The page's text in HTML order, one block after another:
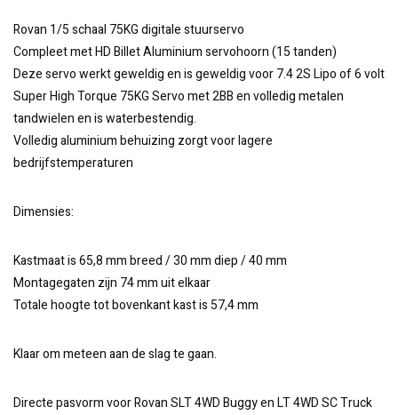
Rovan 1/5 schaal 75KG digitale stuurservo
Compleet met HD Billet Aluminium servohoorn (15 tanden)
Deze servo werkt geweldig en is geweldig voor 7.4 2S Lipo of 6 volt
Super High Torque 75KG Servo met 2BB en volledig metalen
tandwielen en is waterbestendig.
Volledig aluminium behuizing zorgt voor lagere
bedrijfstemperaturen
Dimensies:
Kastmaat is 65,8 mm breed / 30 mm diep / 40 mm
Montagegaten zijn 74 mm uit elkaar
Totale hoogte tot bovenkant kast is 57,4 mm
Klaar om meteen aan de slag te gaan.
Directe pasvorm voor Rovan SLT 4WD Buggy en LT 4WD SC Truck